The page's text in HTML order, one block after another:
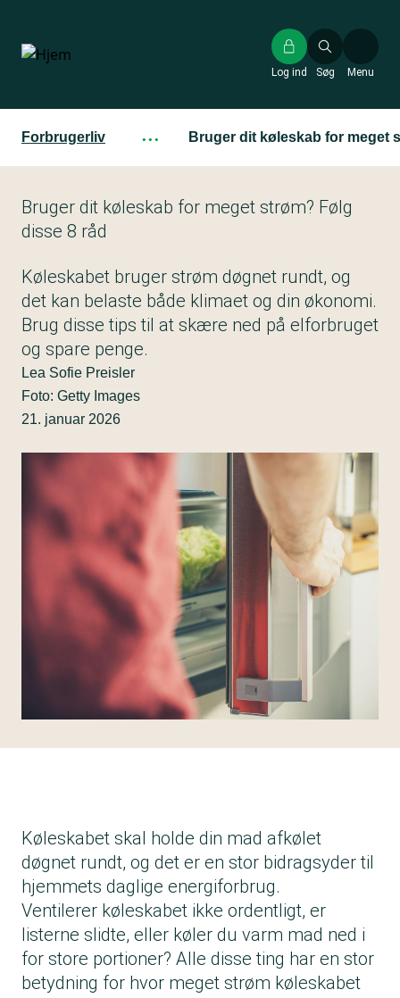
hovedindhold
Søg
Log ind Menu
Forbrugerliv ··· Bruger dit køleskab for meget
Bruger dit køleskab for meget strøm? Følg
disse 8 råd
Køleskabet bruger strøm døgnet rundt, og
det kan belaste både klimaet og din økonomi.
Brug disse tips til at skære ned på elforbruget
og spare penge.
Lea Sofie Preisler
Foto: Getty Images
21. januar 2026
Køleskabet skal holde din mad afkølet
døgnet rundt, og det er en stor bidragsyder til
hjemmets daglige energiforbrug.
Ventilerer køleskabet ikke ordentligt, er
listerne slidte, eller køler du varm mad ned i
for store portioner? Alle disse ting har en stor
betydning for hvor meget strøm køleskabet